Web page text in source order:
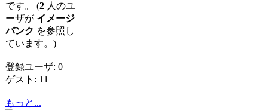
です。 (2 人のユ
ーザが イメージ
バンク を参照し
ています。)
登録ユーザ: 0
ゲスト: 11
もっと...